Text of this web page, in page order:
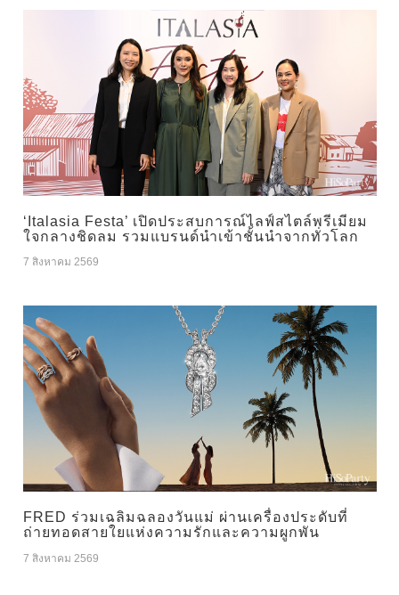
‘Italasia Festa’ เปิดประสบการณ์ไลฟ์สไตล์พรีเมียม
ใจกลางชิดลม รวมแบรนด์นำเข้าชั้นนำจากทั่วโลก
7 สิงหาคม 2569
FRED ร่วมเฉลิมฉลองวันแม่ ผ่านเครื่องประดับที่
ถ่ายทอดสายใยแห่งความรักและความผูกพัน
7 สิงหาคม 2569